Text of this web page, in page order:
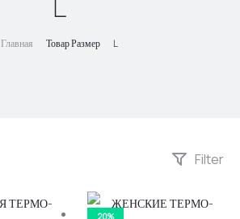
Главная Товар Размер L
Filter